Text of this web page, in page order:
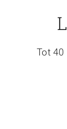
Tot